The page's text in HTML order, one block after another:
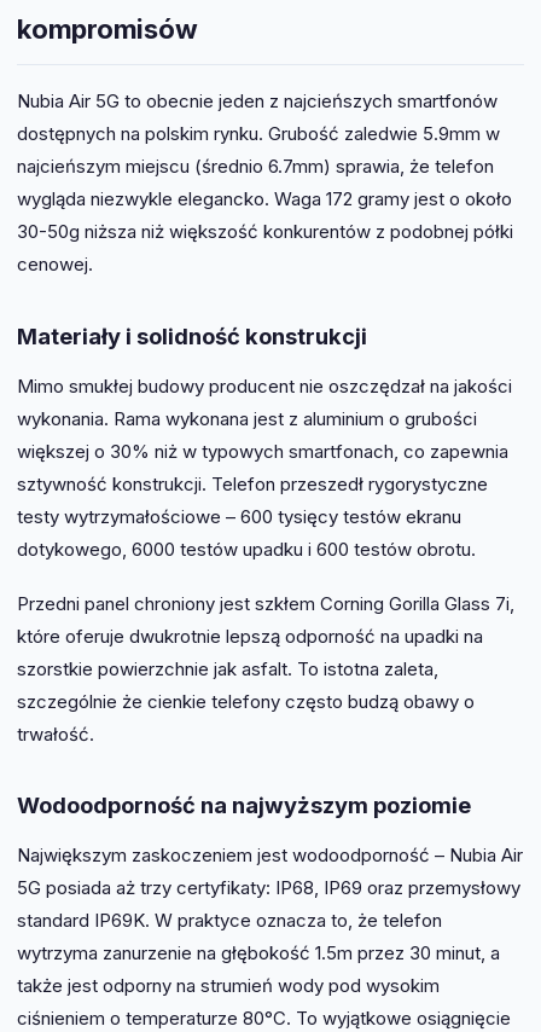
kompromisów
Nubia Air 5G to obecnie jeden z najcieńszych smartfonów
dostępnych na polskim rynku. Grubość zaledwie 5.9mm w
najcieńszym miejscu (średnio 6.7mm) sprawia, że telefon
wygląda niezwykle elegancko. Waga 172 gramy jest o około
30-50g niższa niż większość konkurentów z podobnej półki
cenowej.
Materiały i solidność konstrukcji
Mimo smukłej budowy producent nie oszczędzał na jakości
wykonania. Rama wykonana jest z aluminium o grubości
większej o 30% niż w typowych smartfonach, co zapewnia
sztywność konstrukcji. Telefon przeszedł rygorystyczne
testy wytrzymałościowe – 600 tysięcy testów ekranu
dotykowego, 6000 testów upadku i 600 testów obrotu.
Przedni panel chroniony jest szkłem Corning Gorilla Glass 7i,
które oferuje dwukrotnie lepszą odporność na upadki na
szorstkie powierzchnie jak asfalt. To istotna zaleta,
szczególnie że cienkie telefony często budzą obawy o
trwałość.
Wodoodporność na najwyższym poziomie
Największym zaskoczeniem jest wodoodporność – Nubia Air
5G posiada aż trzy certyfikaty: IP68, IP69 oraz przemysłowy
standard IP69K. W praktyce oznacza to, że telefon
wytrzyma zanurzenie na głębokość 1.5m przez 30 minut, a
także jest odporny na strumień wody pod wysokim
ciśnieniem o temperaturze 80°C. To wyjątkowe osiągnięcie